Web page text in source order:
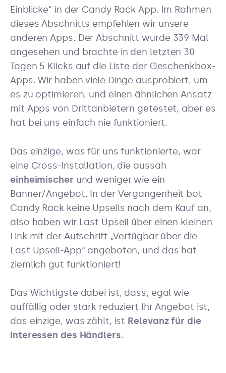
Einblicke“ in der Candy Rack App. Im Rahmen
dieses Abschnitts empfehlen wir unsere
anderen Apps. Der Abschnitt wurde 339 Mal
angesehen und brachte in den letzten 30
Tagen 5 Klicks auf die Liste der Geschenkbox-
Apps. Wir haben viele Dinge ausprobiert, um
es zu optimieren, und einen ähnlichen Ansatz
mit Apps von Drittanbietern getestet, aber es
hat bei uns einfach nie funktioniert.
Das einzige, was für uns funktionierte, war
eine Cross-Installation, die aussah
einheimischer und weniger wie ein
Banner/Angebot. In der Vergangenheit bot
Candy Rack keine Upsells nach dem Kauf an,
also haben wir Last Upsell über einen kleinen
Link mit der Aufschrift „Verfügbar über die
Last Upsell-App“ angeboten, und das hat
ziemlich gut funktioniert!
Das Wichtigste dabei ist, dass, egal wie
auffällig oder stark reduziert Ihr Angebot ist,
das einzige, was zählt, ist Relevanz für die
Interessen des Händlers.